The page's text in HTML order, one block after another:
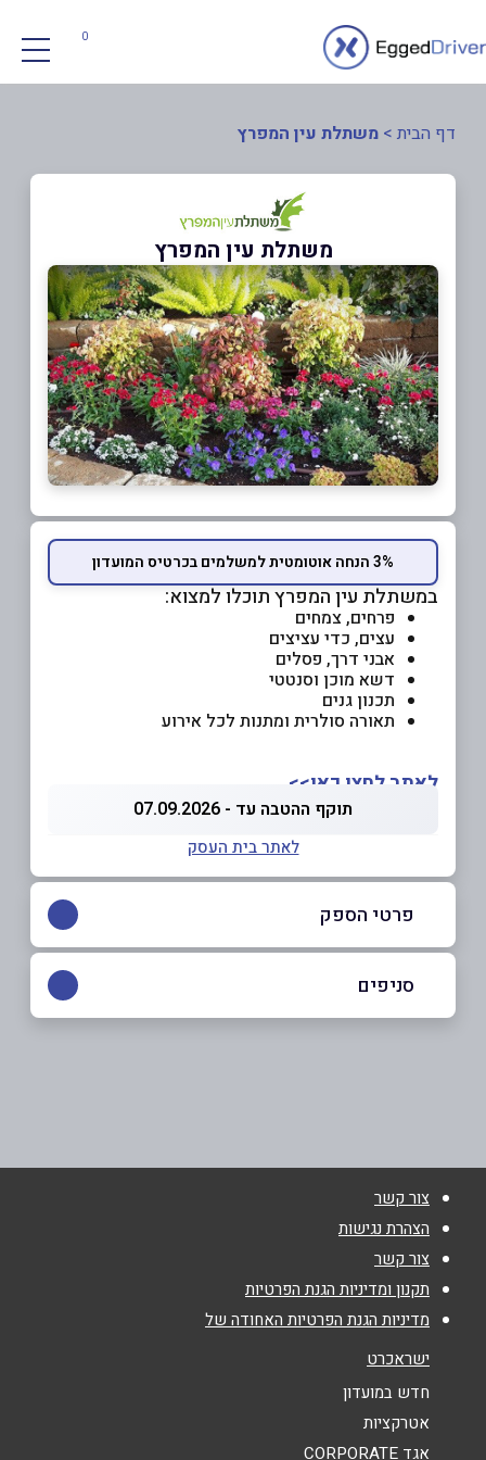
0
דף הבית > משתלת עין המפרץ
משתלת עין המפרץ
3% הנחה אוטומטית למשלמים בכרטיס המועדון
במשתלת עין המפרץ תוכלו למצוא:
פרחים, צמחים
עצים, כדי עציצים
אבני דרך, פסלים
דשא מוכן וסנטטי
תכנון גנים
תאורה סולרית ומתנות לכל אירוע
לאתר לחצו כאן>>
תוקף ההטבה עד - 07.09.2026
לאתר בית העסק
פרטי הספק
באתר בפייסבוק
טלפון*
אנא חזרו אלי בקשר ל...
הודעה
סניפים
צור קשר
הצהרת נגישות
צור קשר
תקנון ומדיניות הגנת הפרטיות
מדיניות הגנת הפרטיות האחודה של
ישראכרט
חדש במועדון
אטרקציות
אגד CORPORATE